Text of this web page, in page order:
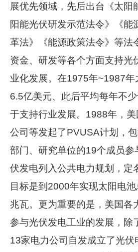
展优先领域，先后出台《太阳
阳能光伏研发示范法令》《能
革法》《能源政策法令》等法
资金、研发等各个方面支持光
业化发展。在1975年~1987年
6.5亿美元、此后平均每年不
于支持行业发展。1988年，
公司等发起了PVUSA计划，
部门、研究单位的19个成员参
伏发电列入公共电力规划，定
目标是到2000年实现太阳电
兆瓦。更为重要的是，美国各
参与光伏发电工业的发展，除
13家电力公司自发成立了光伏